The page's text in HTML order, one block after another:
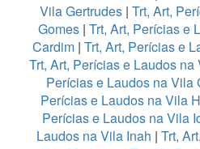
Vila Gertrudes | Trt, Art,
Gomes | Trt, Art, Perícias e
Cardim| Trt, Art, Perícias e
Trt, Art, Perícias e Laudos
Perícias e Laudos na Vila
Perícias e Laudos na Vila
Perícias e Laudos na Vila
Laudos na Vila Inah | Trt,